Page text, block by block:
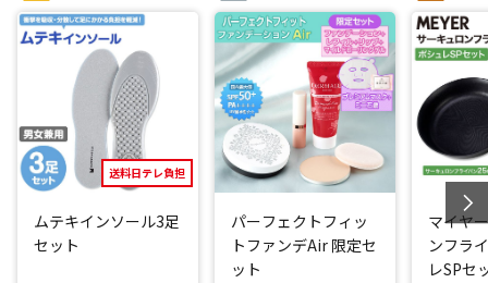
でいろんな料理が楽しめます。
とにかく圧倒的にお手入れが簡単！
「ポリメチルペンテン(TPX)」は食材がくっつきにくい素材な
ので、お手入れが驚くほど簡単！
洗剤を使って洗うことができ、食洗機もOK。
高いはっ水性で水切れがよく乾きやすいので、毎日使用でき
ます。
閉じる
送料日テレ負担
ムテキインソール3足
セット
パーフェクトフィッ
トファンデAir 限定セ
ット
マイヤ
ンフラ
レSPセ